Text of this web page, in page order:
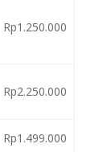
Rp1.250.000
Rp2.250.000
Rp1.499.000